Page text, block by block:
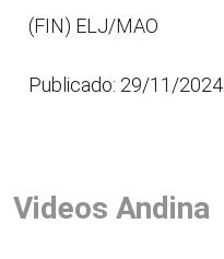
(FIN) ELJ/MAO
Publicado: 29/11/2024
Videos Andina